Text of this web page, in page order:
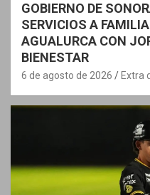
GOBIERNO DE
SERVICIOS A
AGUALURCA CON
BIENESTAR
6 de agosto de 2026 Extra